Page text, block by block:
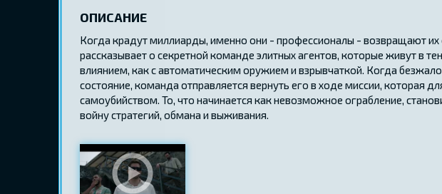
ОПИСАНИЕ
Когда крадут миллиарды, именно они - профессионалы - возвращают их
рассказывает о секретной команде элитных агентов, которые живут в
влиянием, как с автоматическим оружием и взрывчаткой. Когда
состояние, команда отправляется вернуть его в ходе миссии, которая
самоубийством. То, что начинается как невозможное ограбление,
войну стратегий, обмана и выживания.